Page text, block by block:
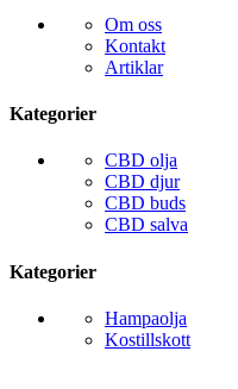
Om oss
Kontakt
Artiklar
Kategorier
CBD olja
CBD djur
CBD buds
CBD salva
Kategorier
Hampaolja
Kostillskott